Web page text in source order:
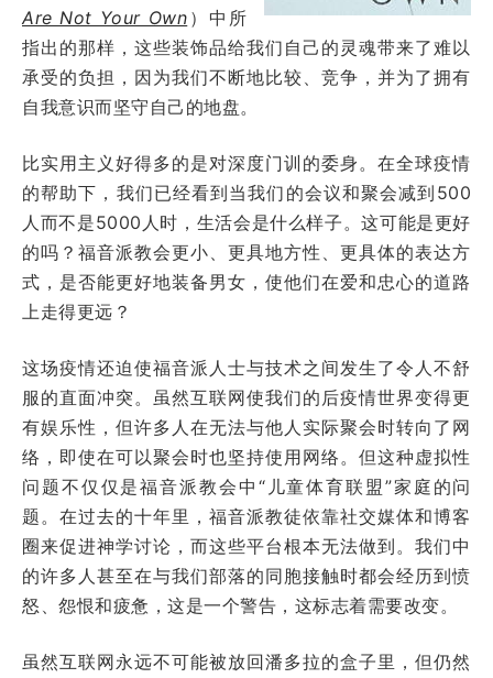
Are Not Your Own ）中所
指出的那样，这些装饰品给我们自己的灵魂带来了难以
承受的负担，因为我们不断地比较、竞争，并为了拥有
自我意识而坚守自己的地盘。
比实用主义好得多的是对深度门训的委身。在全球疫情
的帮助下，我们已经看到当我们的会议和聚会减到500
人而不是5000人时，生活会是什么样子。这可能是更好
的吗？福音派教会更小、更具地方性、更具体的表达方
式，是否能更好地装备男女，使他们在爱和忠心的道路
上走得更远？
这场疫情还迫使福音派人士与技术之间发生了令人不舒
服的直面冲突。虽然互联网使我们的后疫情世界变得更
有娱乐性，但许多人在无法与他人实际聚会时转向了网
络，即使在可以聚会时也坚持使用网络。但这种虚拟性
问题不仅仅是福音派教会中“儿童体育联盟”家庭的问
题。在过去的十年里，福音派教徒依靠社交媒体和博客
圈来促进神学讨论，而这些平台根本无法做到。我们中
的许多人甚至在与我们部落的同胞接触时都会经历到愤
怒、怨恨和疲惫，这是一个警告，这标志着需要改变。
虽然互联网永远不可能被放回潘多拉的盒子里，但仍然